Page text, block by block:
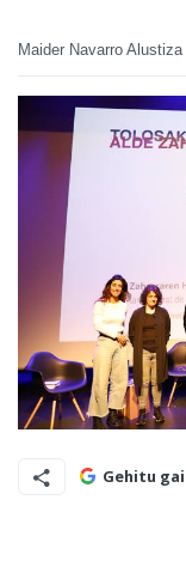
Maider Navarro Alustiza
Gehitu